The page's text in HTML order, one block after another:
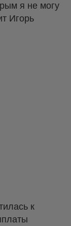
я не могу
Игорь
к